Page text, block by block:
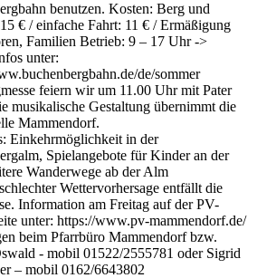
benutzen. Kosten: Berg und
€ / einfache Fahrt: 11 € / Ermäßigung
Familien Betrieb: 9 – 17 Uhr ->
unter:
de/sommer
feiern wir um 11.00 Uhr mit Pater
musikalische Gestaltung übernimmt die
Mammendorf.
Einkehrmöglichkeit in der
Spielangebote für Kinder an der
Wanderwege ab der Alm
Wettervorhersage entfällt die
Information am Freitag auf der PV-
unter: https://www.pv-mammendorf.de/
beim Pfarrbüro Mammendorf bzw.
- mobil 01522/2555781 oder Sigrid
– mobil 0162/6643802